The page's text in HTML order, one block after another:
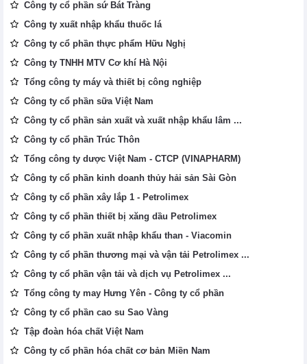
Công ty cổ phần sứ Bát Tràng
Công ty xuất nhập khẩu thuốc lá
Công ty cổ phần thực phẩm Hữu Nghị
Công ty TNHH MTV Cơ khí Hà Nội
Tổng công ty máy và thiết bị công nghiệp
Công ty cổ phần sữa Việt Nam
Công ty cổ phần sản xuất và xuất nhập khẩu lâm ...
Công ty cổ phần Trúc Thôn
Tổng công ty dược Việt Nam - CTCP (VINAPHARM)
Công ty cổ phần kinh doanh thủy hải sản Sài Gòn
Công ty cổ phần xây lắp 1 - Petrolimex
Công ty cổ phần thiết bị xăng dầu Petrolimex
Công ty cổ phần xuất nhập khẩu than - Viacomin
Công ty cổ phần thương mại và vận tải Petrolimex ...
Công ty cổ phần vận tải và dịch vụ Petrolimex ...
Tổng công ty may Hưng Yên - Công ty cổ phần
Công ty cổ phần cao su Sao Vàng
Tập đoàn hóa chất Việt Nam
Công ty cổ phần hóa chất cơ bản Miền Nam